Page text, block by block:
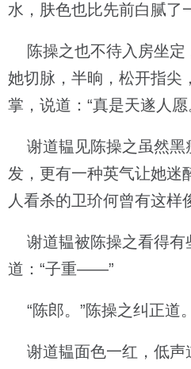
水，肤色也比先前白腻
陈操之也不待入房坐定
她切脉，半晌，松开指尖
掌，说道：“真是天遂人愿
谢道韫见陈操之虽然黑
发，更有一种英气让她迷
人看杀的卫玠何曾有这样
谢道韫被陈操之看得有
道：“子重——”
“陈郎。”陈操之纠正道。
谢道韫面色一红，低声